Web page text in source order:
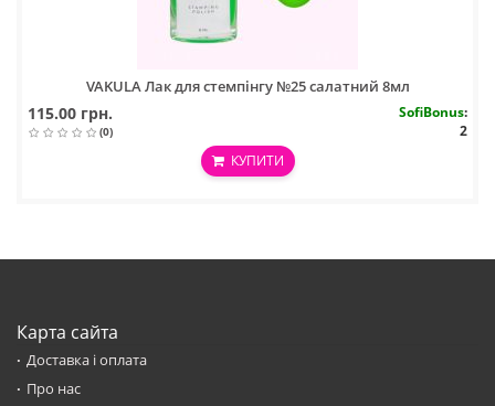
VAKULA Лак для стемпінгу №25 салатний 8мл
115.00 грн.
(0)
SofiBonus:
2
КУПИТИ
Карта сайта
Доставка і оплата
Про нас